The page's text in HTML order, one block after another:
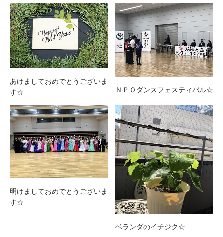
あけましておめでとうございま
す☆
ＮＰＯダンスフェスティバル☆
明けましておめでとうございま
す☆
ベランダのイチジク☆